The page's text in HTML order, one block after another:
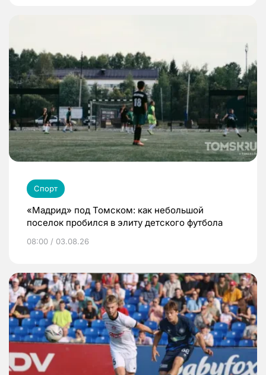
Спорт
«Мадрид» под Томском: как небольшой
поселок пробился в элиту детского футбола
08:00 / 03.08.26